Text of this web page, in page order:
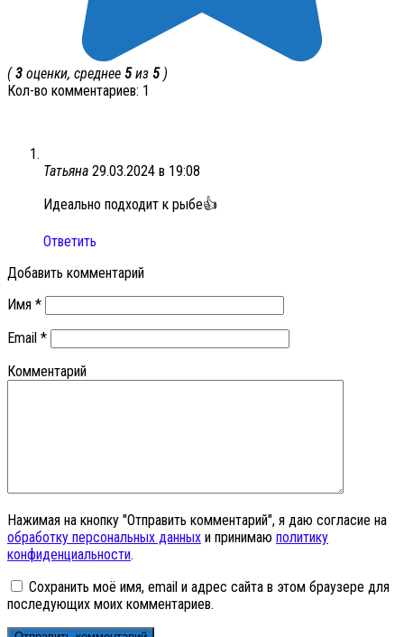
( 3 оценки, среднее 5из 5)
Кол-во комментариев: 1
Татьяна 29.03.2024 в 19:08
Идеально подходит к рыбе👍
Ответить
Добавить комментарий
Имя *
Email *
Комментарий
Нажимая на кнопку "Отправить комментарий", я даю согласие на
обработку персональных данных и принимаю политику
конфиденциальности.
Сохранить моё имя, email и адрес сайта в этом браузере для
последующих моих комментариев.